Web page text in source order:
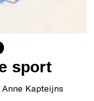
sport
Anne Kapteijns